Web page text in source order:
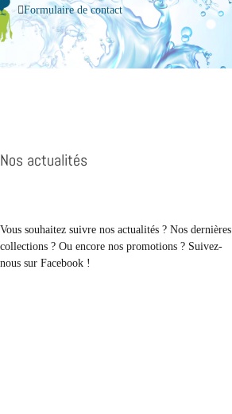
Formulaire de contact
Nos actualités
Vous souhaitez suivre nos actualités ? Nos dernières
collections ? Ou encore nos promotions ? Suivez-
nous sur Facebook !